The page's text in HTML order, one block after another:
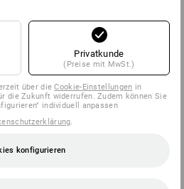
Privatkunde
(Preise mit MwSt.)
über dieCookie-Einstellungen in
die Zukunft widerrufen. Zudem können Sie
individuell anpassen
konfigurieren